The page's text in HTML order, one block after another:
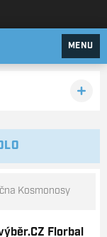
MENU
Kosmonosy
Florbal